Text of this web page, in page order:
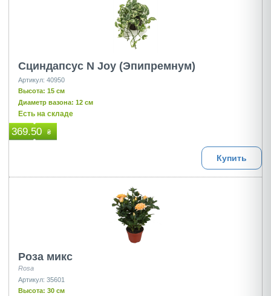
Сциндапсус N Joy (Эпипремнум)
Артикул: 40950
Высота: 15 см
Диаметр вазона: 12 см
Есть на складе
369.50 ₴
Купить
Роза микс
Rosa
Артикул: 35601
Высота: 30 см